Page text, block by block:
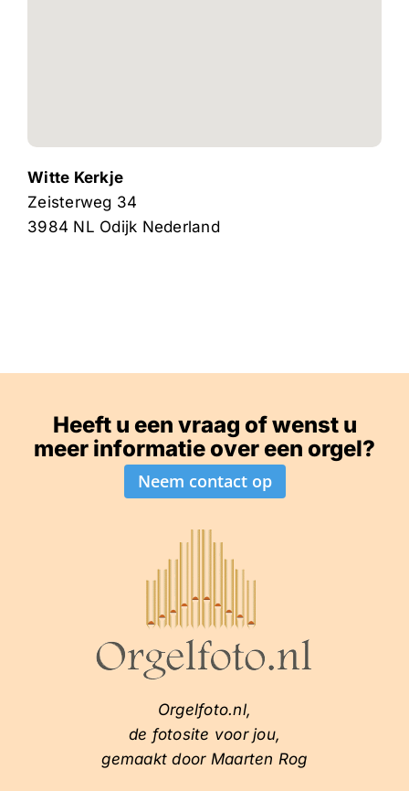
Witte Kerkje
Zeisterweg 34
3984 NL Odijk Nederland
Heeft u een vraag of wenst u
meer informatie over een orgel?
Neem contact op
Orgelfoto.nl,
de fotosite voor jou,
gemaakt door Maarten Rog